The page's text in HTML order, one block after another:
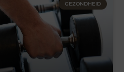
GEZONDHEID